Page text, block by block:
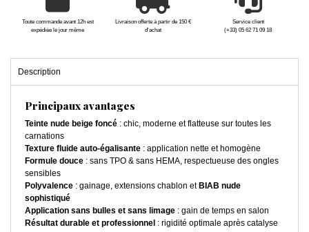
Toute commande avant 12h est
expédiée le jour même
Livraison offerte à partir de 150 €
d'achat
Service client
(+33) 05 62 71 09 18
Description
Principaux avantages
Teinte nude beige foncé : chic, moderne et flatteuse sur toutes les
carnations
Texture fluide auto-égalisante : application nette et homogène
Formule douce : sans TPO & sans HEMA, respectueuse des ongles
sensibles
Polyvalence : gainage, extensions chablon etBIAB nude
sophistiqué
Application sans bulles et sans limage : gain de temps en salon
Résultat durable et professionnel : rigidité optimale après catalyse